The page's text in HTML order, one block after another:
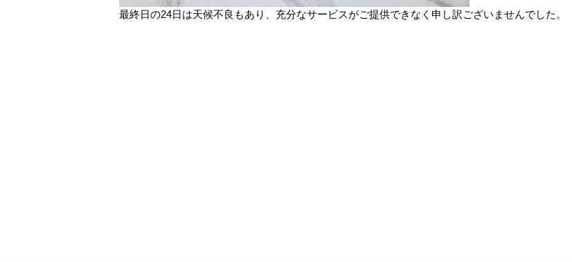
最終日の24日は天候不良もあり、充分なサービスがご提供できなく申し訳ございませんでした。